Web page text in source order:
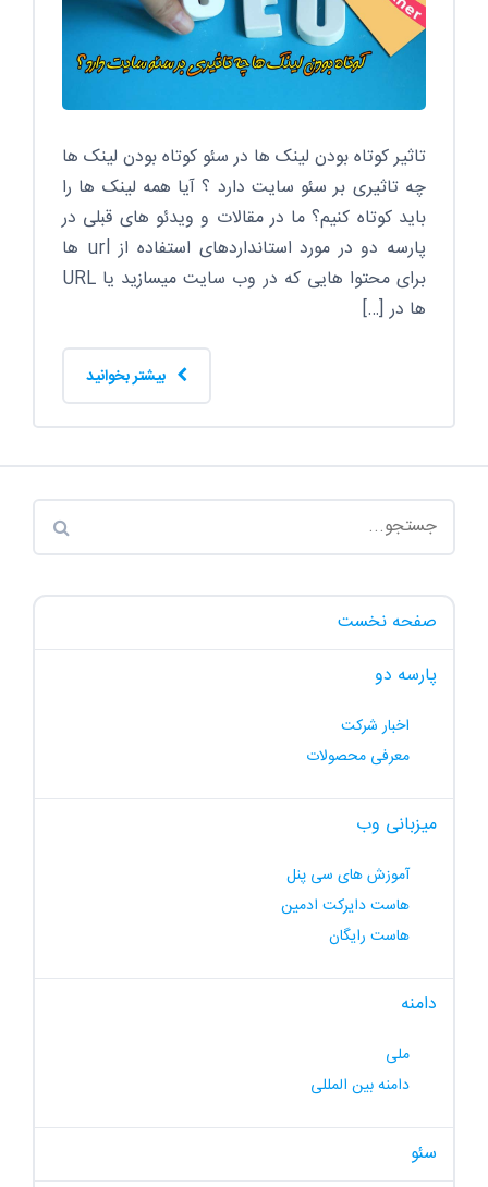
تاثیر کوتاه بودن لینک ها در سئو کوتاه بودن لینک ها
چه تاثیری بر سئو سایت دارد ؟ آیا همه لینک ها را
باید کوتاه کنیم؟ ما در مقالات و ویدئو های قبلی در
پارسه دو در مورد استانداردهای استفاده از url ها
برای محتوا هایی که در وب سایت میسازید یا URL
ها در […]
صفحه نخست
پارسه دو
اخبار شرکت
معرفی محصولات
میزبانی وب
آموزش های سی پنل
هاست دایرکت ادمین
هاست رایگان
دامنه
ملی
دامنه بین المللی
سئو